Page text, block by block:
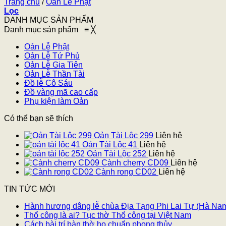
Trang chủ / Oản Lễ Phật
Lọc
DANH MỤC SẢN PHẨM
Danh mục sản phẩm ≡ ╳
Oản Lễ Phật
Oản Lễ Tứ Phủ
Oản Lễ Gia Tiên
Oản Lễ Thần Tài
Đồ lễ Cô Sáu
Đồ vàng mã cao cấp
Phụ kiện làm Oản
Có thể bạn sẽ thích
Oản Tài Lộc 299 Liên hệ
Oản Tài Lộc 41 Liên hệ
Oản Tài Lộc 252 Liên hệ
Cành cherry CD09 Liên hệ
Cành rong CD02 Liên hệ
TIN TỨC MỚI
Hành hương dâng lễ chùa Địa Tạng Phi Lai Tự (Hà
Thổ công là ai? Tục thờ Thổ công tại Việt Nam
Cách bài trí bàn thờ họ chuẩn phong thủy